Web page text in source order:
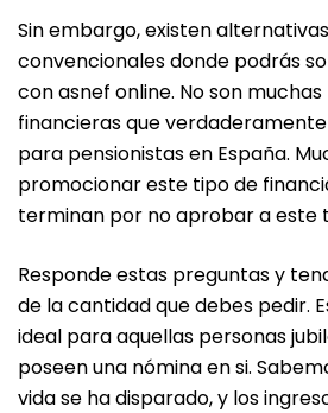
Sin embargo, existen
convencionales donde podrás
con asnef online. No son
financieras que
para pensionistas en España.
promocionar este tipo de
terminan por no aprobar a este
Responde estas preguntas y
de la cantidad que debes pedir.
ideal para aquellas personas
poseen una nómina en si.
vida se ha disparado, y los